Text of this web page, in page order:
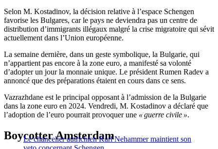
Selon M. Kostadinov, la décision relative à l’espace Schengen
favorise les Bulgares, car le pays ne deviendra pas un centre de
distribution d’immigrants illégaux malgré la crise migratoire qui sévit
actuellement dans l’Union européenne.
La semaine dernière, dans un geste symbolique, la Bulgarie, qui
n’appartient pas encore à la zone euro, a manifesté sa volonté
d’adopter un jour la monnaie unique. Le président Rumen Radev a
annoncé que des préparations étaient en cours dans ce sens.
Vazrazhdane est le principal opposant à l’admission de la Bulgarie
dans la zone euro en 2024. Vendredi, M. Kostadinov a déclaré que
l’adoption de l’euro pourrait provoquer une « guerre civile ».
Le chancelier autrichien Karl Nehammer maintient son
Boycotter Amsterdam